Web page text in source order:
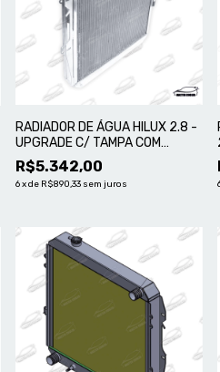
RADIADOR DE ÁGUA HILUX 2.8 -
UPGRADE C/ TAMPA COM
ELETRO
R$5.342,00
6xde R$890,33 sem juros